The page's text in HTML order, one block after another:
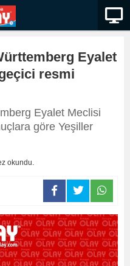
Eyalet
resmi
Eyalet Meclisi
göre Yeşiller
okundu.